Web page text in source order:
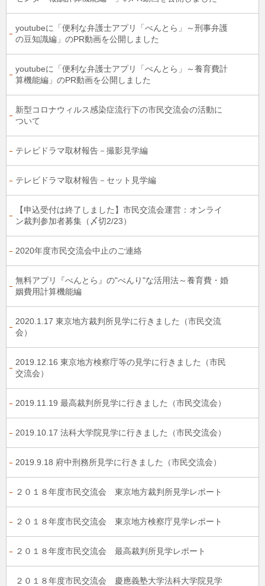
youtubeに「便利な弁護士アプリ「べんとら」～刑事弁護
の豆知識編」のPR動画を公開しました
youtubeに「便利な弁護士アプリ「べんとら」～養育費計
算機能編」のPR動画を公開しました
新型コロナウィルス感染症流行下の市民交流会の活動に
ついて
テレビドラマ取材報告－撮影見学編
テレビドラマ取材報告－セット見学編
【申込受付は終了しました】市民交流会運営：オンライ
ン裁判参加者募集（〆切2/23）
2020年度市民交流会中止のご連絡
無料アプリ『べんとら』の"べんり"な活用法～養育費・婚
姻費用計算機能編
2020.1.17 東京地方裁判所見学に行きました（市民交流
会）
2019.12.16 東京地方検察庁等の見学に行きました（市民
交流会）
2019.11.19 最高裁判所見学に行きました（市民交流会）
2019.10.17 法科大学院見学に行きました（市民交流会）
2019.9.18 府中刑務所見学に行きました（市民交流会）
２０１８年度市民交流会 東京地方裁判所見学レポート
２０１８年度市民交流会 東京地方検察庁見学レポート
２０１８年度市民交流会 最高裁判所見学レポート
２０１８年度市民交流会 慶應義塾大学法科大学院見学